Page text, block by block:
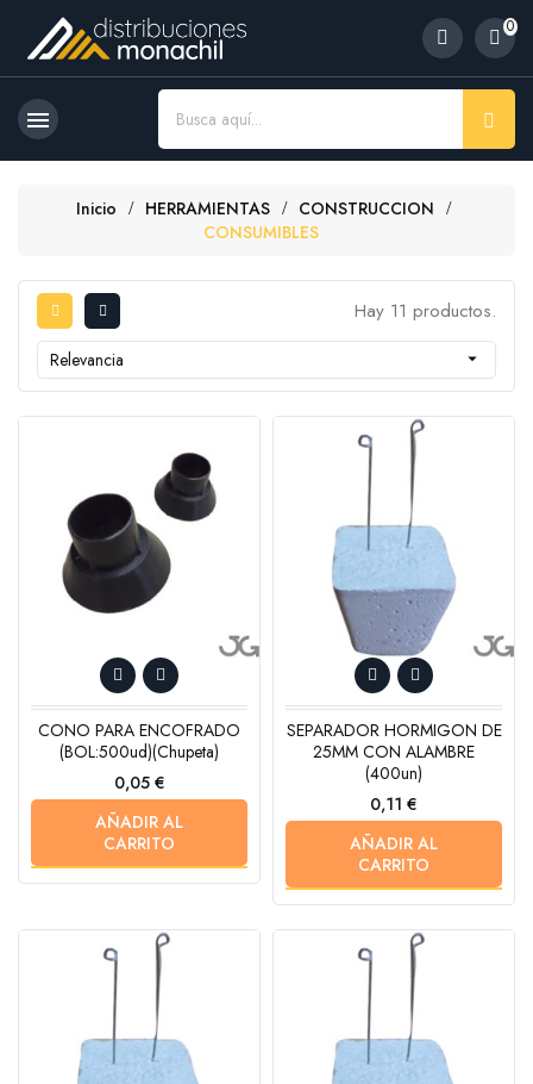
0

Inicio HERRAMIENTAS
CONSTRUCCION
CONSUMIBLES
Hay 11 productos.
Relevancia 
CONO PARA ENCOFRADO
(BOL:500ud)(chupeta)
Precio
0,05 €
AÑADIR AL
CARRITO
SEPARADOR HORMIGON DE
25MM CON ALAMBRE
(400un)
Precio
0,11 €
AÑADIR AL
CARRITO